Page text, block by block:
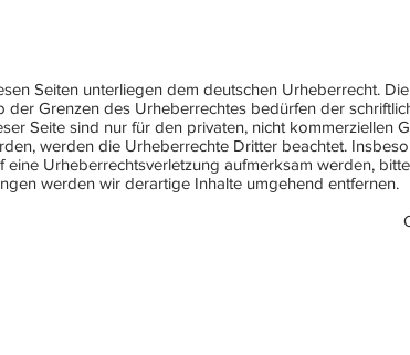
Seiten unterliegen dem deutschen Urheberrecht.
Grenzen des Urheberrechtes bedürfen der
Seite sind nur für den privaten, nicht kommerziellen
werden die Urheberrechte Dritter beachtet.
Urheberrechtsverletzung aufmerksam werden,
werden wir derartige Inhalte umgehend entfernen.